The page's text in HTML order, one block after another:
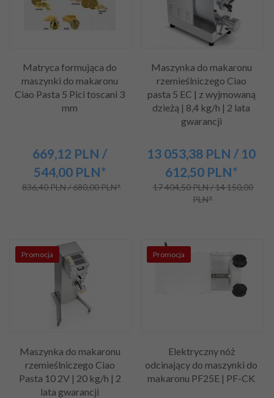
Matryca formująca do
maszynki do makaronu
Ciao Pasta 5 Pici toscani 3
mm
669,12 PLN /
544,00 PLN*
836,40 PLN / 680,00 PLN*
Maszynka do makaronu
rzemieślniczego Ciao
pasta 5 EC | z wyjmowaną
dzieżą | 8,4 kg/h | 2 lata
gwarancji
13 053,38 PLN / 10
612,50 PLN*
17 404,50 PLN / 14 150,00
PLN*
Promocja
Maszynka do makaronu
rzemieślniczego Ciao
Pasta 10 2V | 20 kg/h | 2
lata gwarancji
Promocja
Elektryczny nóż
odcinający do maszynki do
makaronu PF25E | PF-CK